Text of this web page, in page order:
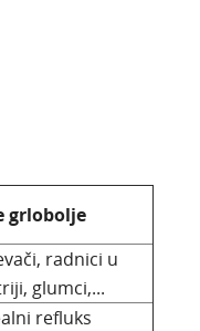
grlobolje
radnici u
glumci,...
refluks